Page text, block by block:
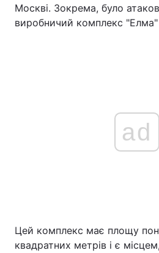
Москві. Зокрема, було
виробничий комплекс "Елма"
ad
Цей комплекс має площу
квадратних метрів і є